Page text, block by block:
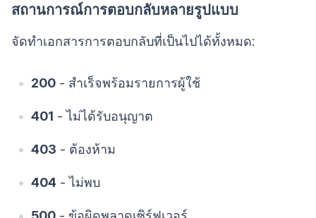
สถานการณ์การตอบกลับหลายรูปแบบ
จัดทำเอกสารการตอบกลับที่เป็นไปได้ทั้งหมด:
200 - สำเร็จพร้อมรายการผู้ใช้
401 - ไม่ได้รับอนุญาต
403 - ต้องห้าม
404 - ไม่พบ